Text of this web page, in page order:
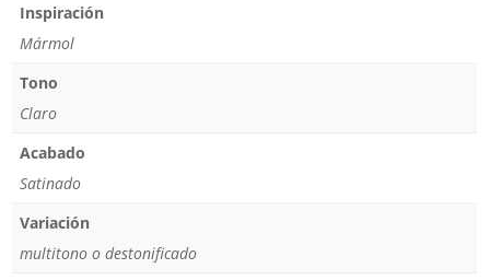
Inspiración
Mármol
Tono
Claro
Acabado
Satinado
Variación
multitono o destonificado